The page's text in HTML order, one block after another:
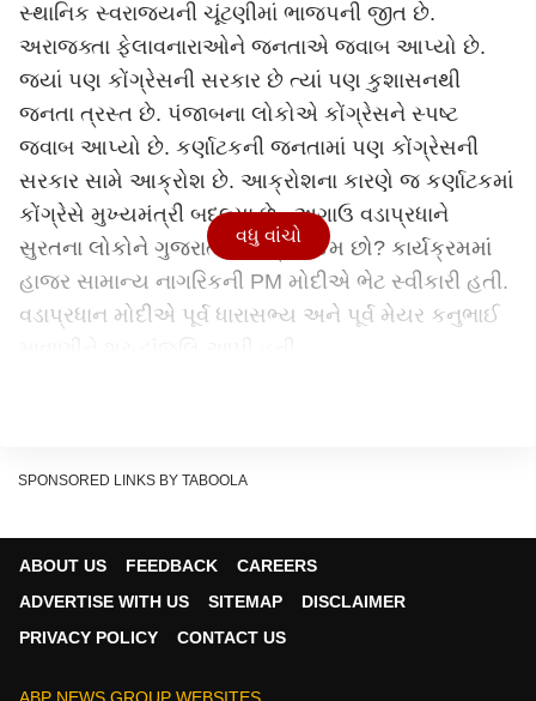
સ્થાનિક સ્વરાજ્યની ચૂંટણીમાં ભાજપની જીત છે.
અરાજક્તા ફેલાવનારાઓને જનતાએ જવાબ આપ્યો છે.
જ્યાં પણ કોંગ્રેસની સરકાર છે ત્યાં પણ કુશાસનથી
જનતા ત્રસ્ત છે. પંજાબના લોકોએ કોંગ્રેસને સ્પષ્ટ
જવાબ આપ્યો છે. કર્ણાટકની જનતામાં પણ કોંગ્રેસની
સરકાર સામે આક્રોશ છે. આક્રોશના કારણે જ કર્ણાટકમાં
કોંગ્રેસે મુખ્યમંત્રી બદલ્યા છે. અગાઉ વડાપ્રધાને
સુરતના લોકોને ગુજરાતીમાં પૂછ્યું, કેમ છો? કાર્યક્રમમાં
હાજર સામાન્ય નાગરિકની PM મોદીએ ભેટ સ્વીકારી હતી.
વડાપ્રધાન મોદીએ પૂર્વ ધારાસભ્ય અને પૂર્વ મેયર કનુભાઈ
વધુ વાંચો
SPONSORED LINKS BY TABOOLA
ABOUT US FEEDBACK
CAREERS
ADVERTISE WITH US
SITEMAP
DISCLAIMER
PRIVACY POLICY
CONTACT US